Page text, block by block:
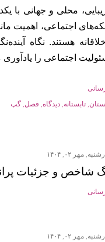
محلی و جهانی با
اجتماعی، اهمیت
هستند. نگاه
اجتماعی را
تابستانه دیدگاه فصل گپ
مهر ۰۲, ۱۴۰۴
شاخص و جزئیات
مهر ۰۲, ۱۴۰۴